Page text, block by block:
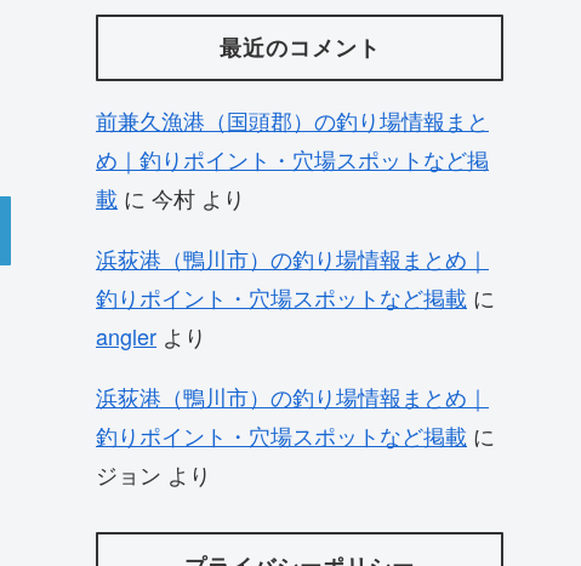
最近のコメント
前兼久漁港（国頭郡）の釣り場情報まと
め｜釣りポイント・穴場スポットなど掲
載 に 今村 より
浜荻港（鴨川市）の釣り場情報まとめ｜
釣りポイント・穴場スポットなど掲載 に
angler より
浜荻港（鴨川市）の釣り場情報まとめ｜
釣りポイント・穴場スポットなど掲載 に
ジョン より